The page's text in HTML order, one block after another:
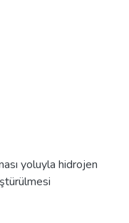
yoluyla hidrojen